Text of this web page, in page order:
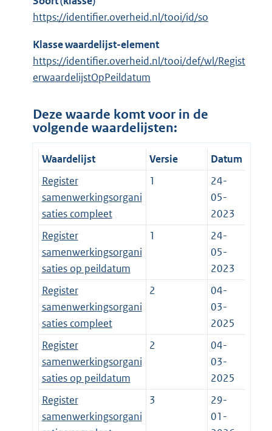
https://identifier.overheid.nl/tooi/id/so
Klasse waardelijst-element
https://identifier.overheid.nl/tooi/def/wl/Regist
erwaardelijstOpPeildatum
Deze waarde komt voor in de
volgende waardelijsten:
Waardelijst Versie
Datum
Register
samenwerkingsorgani
saties compleet
1
24-
05-
2023
Register
samenwerkingsorgani
saties op peildatum
1
24-
05-
2023
Register
samenwerkingsorgani
saties compleet
2
04-
03-
2025
Register
samenwerkingsorgani
saties op peildatum
2
04-
03-
2025
Register
samenwerkingsorgani
3
29-
01-